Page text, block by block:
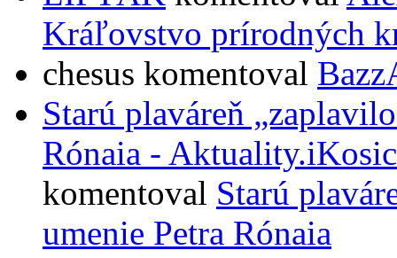
Kráľovstvo prírodných
chesus komentoval
Starú plaváreň
Rónaia -
komentoval Starú
umenie Petra Rónaia